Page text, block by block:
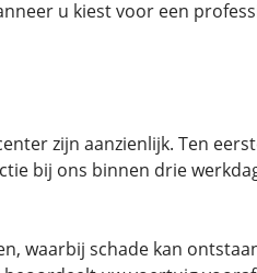
u kiest voor een
zijn aanzienlijk. Ten
bij ons binnen drie
waarbij schade kan